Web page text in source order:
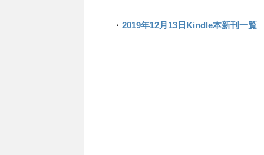
・ 2019年12月13日Kindle本新刊一覧